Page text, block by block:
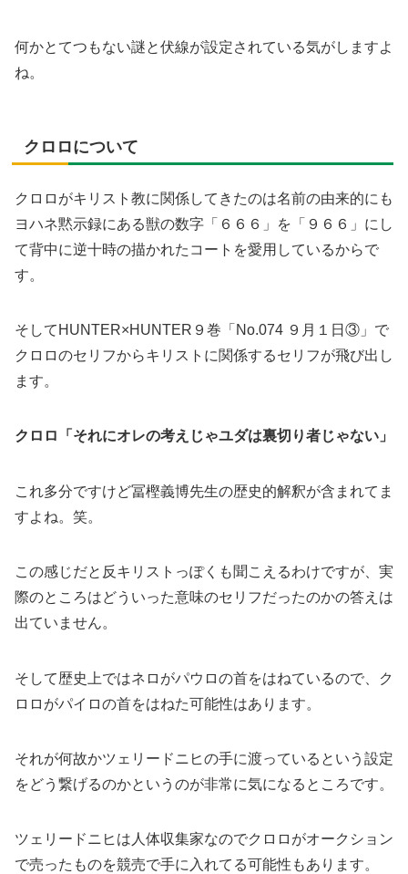
何かとてつもない謎と伏線が設定されている気がしますよ
ね。
クロロについて
クロロがキリスト教に関係してきたのは名前の由来的にも
ヨハネ黙示録にある獣の数字「６６６」を「９６６」にし
て背中に逆十時の描かれたコートを愛用しているからで
す。
そしてHUNTER×HUNTER９巻「No.074 ９月１日③」で
クロロのセリフからキリストに関係するセリフが飛び出し
ます。
クロロ「それにオレの考えじゃユダは裏切り者じゃない」
これ多分ですけど冨樫義博先生の歴史的解釈が含まれてま
すよね。笑。
この感じだと反キリストっぽくも聞こえるわけですが、実
際のところはどういった意味のセリフだったのかの答えは
出ていません。
そして歴史上ではネロがパウロの首をはねているので、ク
ロロがパイロの首をはねた可能性はあります。
それが何故かツェリードニヒの手に渡っているという設定
をどう繋げるのかというのが非常に気になるところです。
ツェリードニヒは人体収集家なのでクロロがオークション
で売ったものを競売で手に入れてる可能性もあります。